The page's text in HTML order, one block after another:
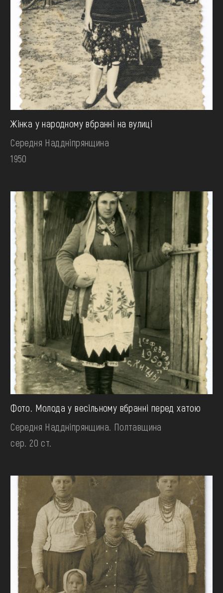
Жінка у народному вбранні на вулиці
Середня Наддніпрянщина
1950
Фото. Молода у весільному вбранні перед хатою
Середня Наддніпрянщина. Полтавщина
сер. 20 ст.